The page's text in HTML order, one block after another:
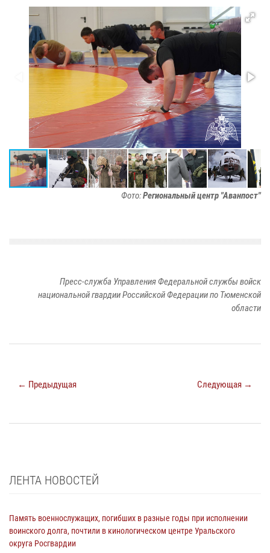
Фото:Региональный центр "Аванпост"
Пресс-служба Управления Федеральной службы войск
национальной гвардии Российской Федерации по Тюменской
области
← Предыдущая Следующая →
ЛЕНТА НОВОСТЕЙ
Память военнослужащих, погибших в разные годы при исполнении
воинского долга, почтили в кинологическом центре Уральского
округа Росгвардии